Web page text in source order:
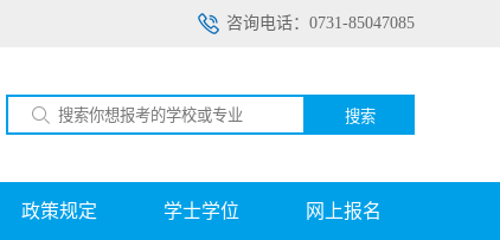
咨询电话：0731-85047085
搜索
政策规定 学士学位 网上报名